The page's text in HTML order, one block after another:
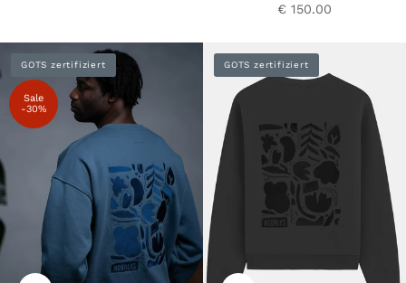
€ 150.00
GOTS zertifiziert
Sale
-30%
GOTS zertifiziert